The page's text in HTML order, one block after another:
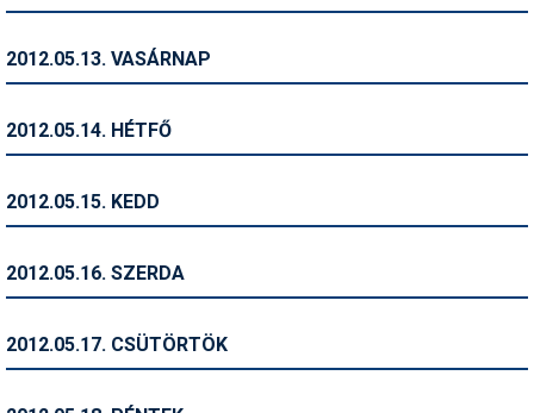
Sífelszerelés
Símánia
Síszerviz
2012.05.13. VASÁRNAP
2012.05.14. HÉTFŐ
2012.05.15. KEDD
2012.05.16. SZERDA
2012.05.17. CSÜTÖRTÖK